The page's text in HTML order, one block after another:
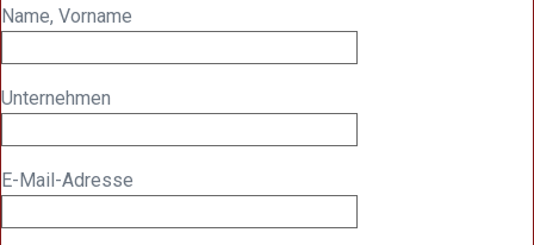
Name, Vorname
Unternehmen
E-Mail-Adresse